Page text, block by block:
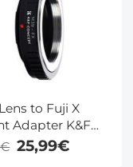
to Fuji X
Adapter K&F
M19111 Lens
Niet-SLR
25,99€